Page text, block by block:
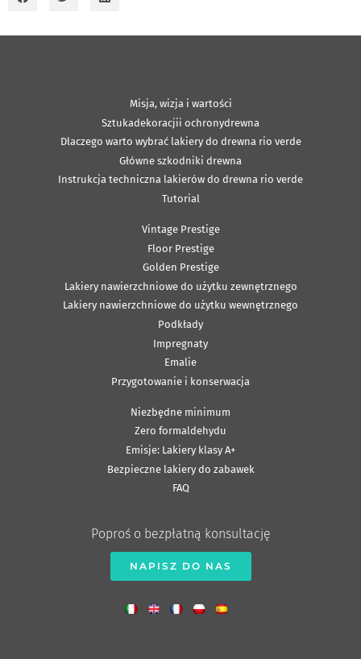
Misja, wizja i wartości
Sztukadekoracjii ochronydrewna
Dlaczego warto wybrać lakiery do drewna rio verde
Główne szkodniki drewna
Instrukcja techniczna lakierów do drewna rio verde
Tutorial
Vintage Prestige
Floor Prestige
Golden Prestige
Lakiery nawierzchniowe do użytku zewnętrznego
Lakiery nawierzchniowe do użytku wewnętrznego
Podkłady
Impregnaty
Emalie
Przygotowanie i konserwacja
Niezbędne minimum
Zero formaldehydu
Emisje: Lakiery klasy A+
Bezpieczne lakiery do zabawek
FAQ
Poproś o bezpłatną konsultację
NAPISZ DO NAS